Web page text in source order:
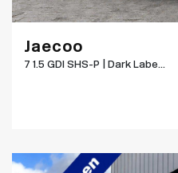
Jaecoo
7 1.5 GDI SHS-P | Dark Labe...